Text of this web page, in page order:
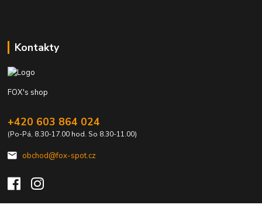
Kontakty
FOX's shop
+420 603 864 024
(Po-Pá, 8.30-17.00 hod. So 8.30-11.00)
obchod@fox-spot.cz